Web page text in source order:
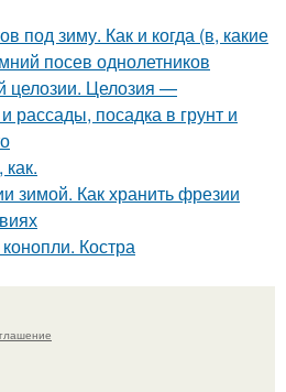
под зиму. Как и когда (в, какие
посев однолетников
целозии. Целозия —
посадка в грунт и
зимой. Как хранить фрезии
Костра